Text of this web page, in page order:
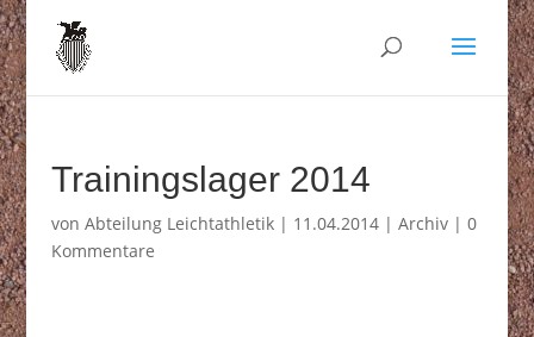
Trainingslager 2014
von Abteilung Leichtathletik| 11.04.2014| Archiv| 0
Kommentare